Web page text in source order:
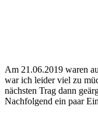
Am 21.06.2019 waren
war ich leider viel zu
nächsten Trag dann
Nachfolgend ein paar